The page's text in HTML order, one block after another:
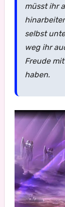
müsst ihr
selbst
weg ihr
Freude
haben.